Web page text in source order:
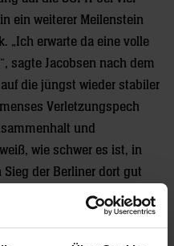
ein weiterer Meilenstein
„Ich erwarte da eine volle
sagte Jacobsen nach dem
die jüngst wieder stabiler
Verletzungspech
und
wie schwer es ist, in
der Berliner dort gut
den 31:26-Erfolg Berlins in
Hans Lindberg und